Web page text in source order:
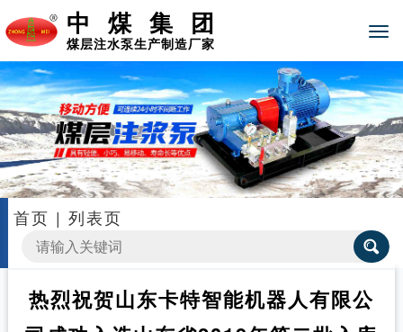
中煤集团
煤层注水泵生产制造厂家
首页 | 列表页
热烈祝贺山东卡特智能机器人有限公